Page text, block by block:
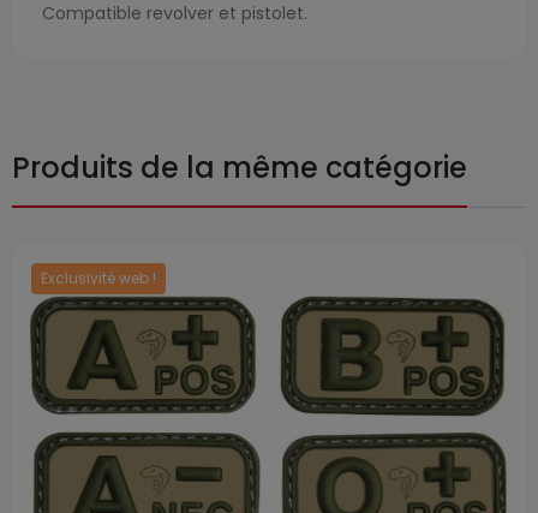
Compatible revolver et pistolet.
Produits de la même catégorie
Exclusivité web !
Prix